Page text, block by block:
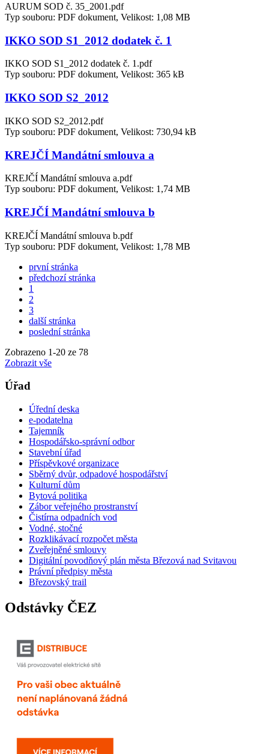
AURUM SOD č. 35_2001.pdf
Typ souboru: PDF dokument, Velikost: 1,08 MB
IKKO SOD S1_2012 dodatek č. 1
IKKO SOD S1_2012 dodatek č. 1.pdf
Typ souboru: PDF dokument, Velikost: 365 kB
IKKO SOD S2_2012
IKKO SOD S2_2012.pdf
Typ souboru: PDF dokument, Velikost: 730,94 kB
KREJČÍ Mandátní smlouva a
KREJČÍ Mandátní smlouva a.pdf
Typ souboru: PDF dokument, Velikost: 1,74 MB
KREJČÍ Mandátní smlouva b
KREJČÍ Mandátní smlouva b.pdf
Typ souboru: PDF dokument, Velikost: 1,78 MB
první stránka
předchozí stránka
1
2
3
další stránka
poslední stránka
Zobrazeno 1-20 ze 78
Zobrazit vše
Úřad
Úřední deska
e-podatelna
Tajemník
Hospodářsko-správní odbor
Stavební úřad
Příspěvkové organizace
Sběrný dvůr, odpadové hospodářství
Kulturní dům
Bytová politika
Zábor veřejného prostranství
Čistírna odpadních vod
Vodné, stočné
Rozklikávací rozpočet města
Zveřejněné smlouvy
Digitální povodňový plán města Březová nad Svitavou
Právní předpisy města
Březovský trail
Odstávky ČEZ